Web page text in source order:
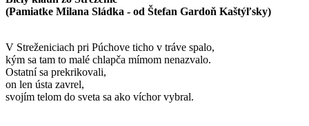
(Pamiatke Milana Sládka - od Štefan Gardoň Kaštýľsky)
V Streženiciach pri Púchove ticho v tráve spalo,
kým sa tam to malé chlapča mímom nenazvalo.
Ostatní sa prekrikovali,
on len ústa zavrel,
svojím telom do sveta sa ako víchor vybral.